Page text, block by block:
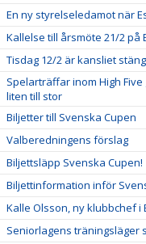
En ny styrelseledamot när
Kallelse till årsmöte 21/2 på
Tisdag 12/2 är kansliet
Spelarträffar inom High
liten till stor
Biljetter till Svenska Cupen
Valberedningens förslag
Biljettsläpp Svenska Cupen!
Biljettinformation inför
Kalle Olsson, ny klubbchef i
Seniorlagens träningsläger